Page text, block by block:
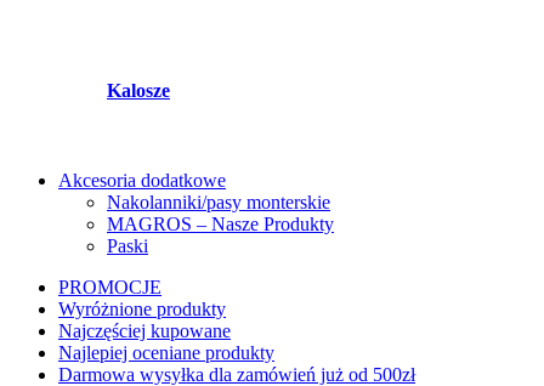
Kalosze
Akcesoria dodatkowe
Nakolanniki/pasy monterskie
MAGROS – Nasze Produkty
Paski
PROMOCJE
Wyróżnione produkty
Najczęściej kupowane
Najlepiej oceniane produkty
Darmowa wysyłka dla zamówień już od 500zł